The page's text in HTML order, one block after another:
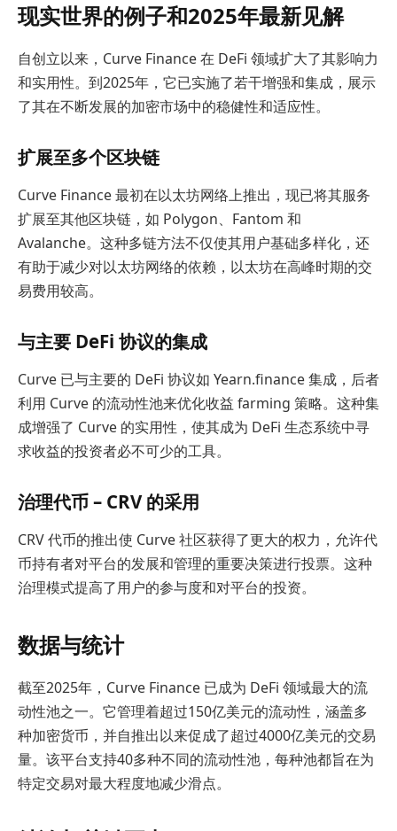
现实世界的例子和2025年最新见解
自创立以来，Curve Finance 在 DeFi 领域扩大了其影响力
和实用性。到2025年，它已实施了若干增强和集成，展示
了其在不断发展的加密市场中的稳健性和适应性。
扩展至多个区块链
Curve Finance 最初在以太坊网络上推出，现已将其服务
扩展至其他区块链，如 Polygon、Fantom 和
Avalanche。这种多链方法不仅使其用户基础多样化，还
有助于减少对以太坊网络的依赖，以太坊在高峰时期的交
易费用较高。
与主要 DeFi 协议的集成
Curve 已与主要的 DeFi 协议如 Yearn.finance 集成，后者
利用 Curve 的流动性池来优化收益 farming 策略。这种集
成增强了 Curve 的实用性，使其成为 DeFi 生态系统中寻
求收益的投资者必不可少的工具。
治理代币 – CRV 的采用
CRV 代币的推出使 Curve 社区获得了更大的权力，允许代
币持有者对平台的发展和管理的重要决策进行投票。这种
治理模式提高了用户的参与度和对平台的投资。
数据与统计
截至2025年，Curve Finance 已成为 DeFi 领域最大的流
动性池之一。它管理着超过150亿美元的流动性，涵盖多
种加密货币，并自推出以来促成了超过4000亿美元的交易
量。该平台支持40多种不同的流动性池，每种池都旨在为
特定交易对最大程度地减少滑点。